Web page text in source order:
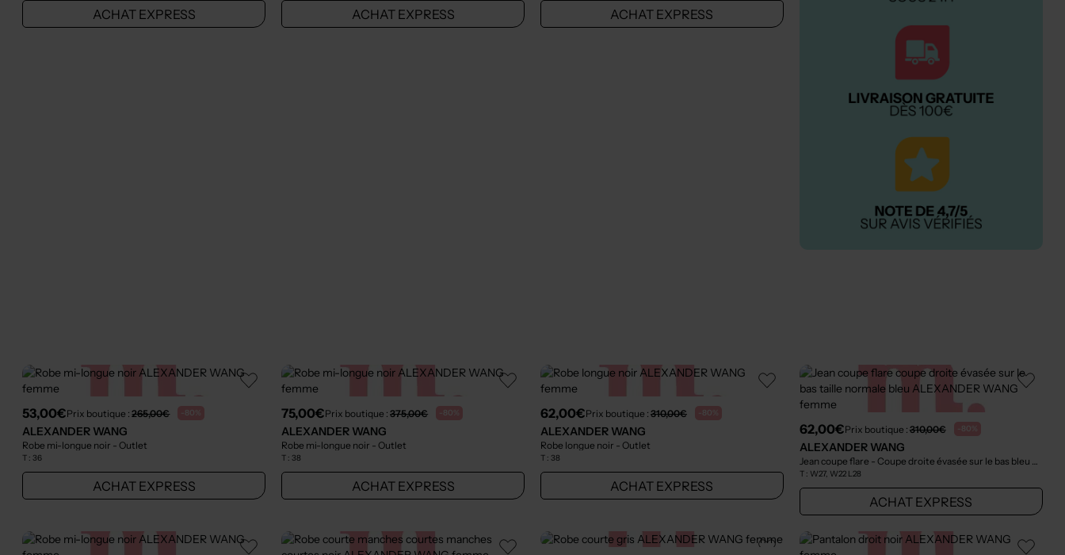
ACHAT EXPRESS ACHAT EXPRESS ACHAT EXPRESS
53,00€Prix boutique :265,00€ -80%
ALEXANDER WANG
Robe mi-longue noir - Outlet
T :36
ACHAT EXPRESS
75,00€Prix boutique :375,00€ -80%
ALEXANDER WANG
Robe mi-longue noir - Outlet
T :38
ACHAT EXPRESS
62,00€Prix boutique : 310,00€ -80%
ALEXANDER WANG
Robe longue noir - Outlet
T : 38
ACHAT EXPRESS
62,00€Prix boutique : 310,00€ -80%
ALEXANDER WANG
Jean coupe flare - Coupe droite évasée sur le bas bleu
-
T : W27, W22 L28
ACHAT EXPRESS